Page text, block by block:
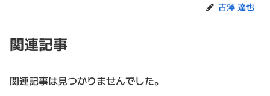
古澤 達也
関連記事
関連記事は見つかりませんでした。